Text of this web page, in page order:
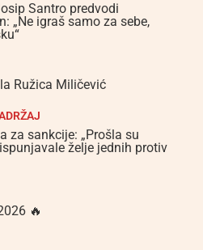
Santro predvodi
„Ne igraš samo za sebe,
Ružica Miličević
za sankcije: „Prošla su
želje jednih protiv
🔥